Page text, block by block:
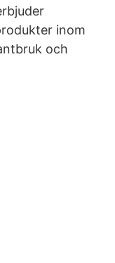
inom
och